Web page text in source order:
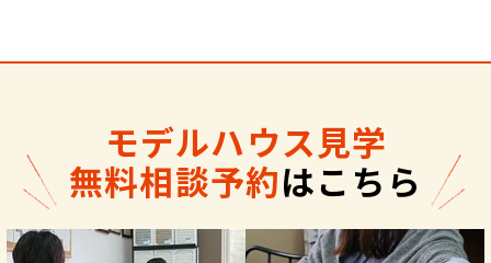
モデルハウス見学
無料相談予約はこちら